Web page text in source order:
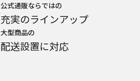
公式通販ならではの
充実のラインアップ
大型商品の
配送設置に対応